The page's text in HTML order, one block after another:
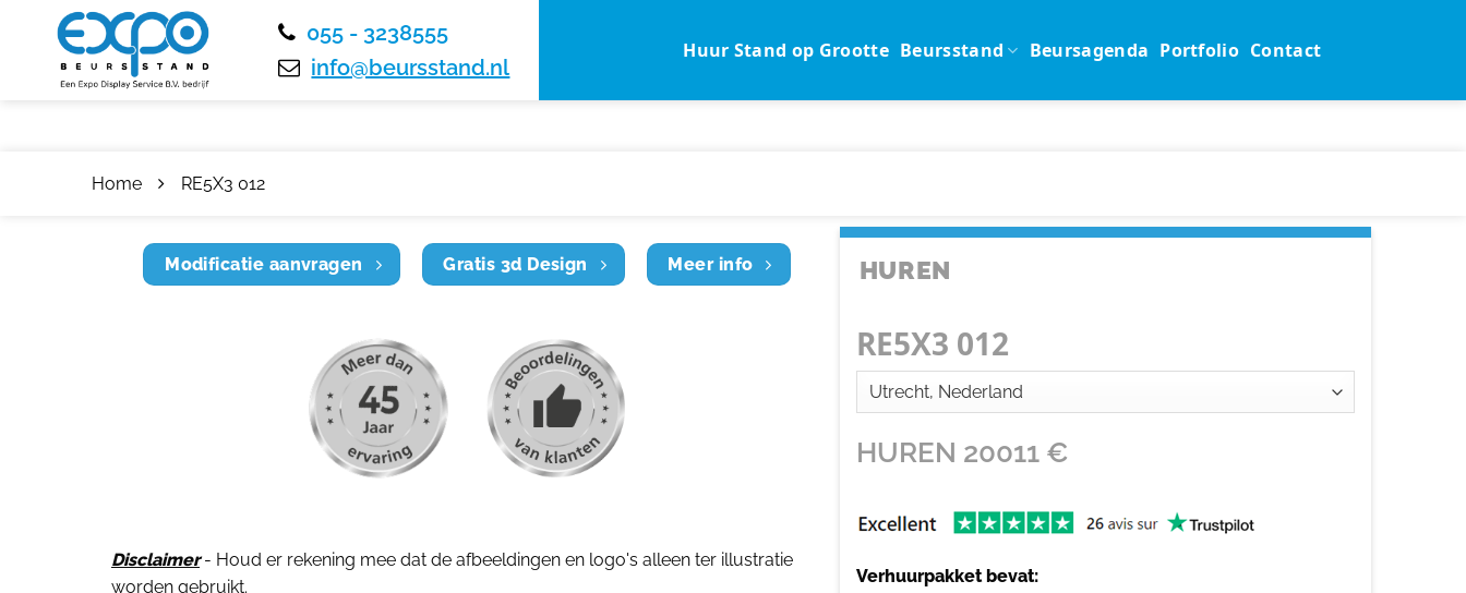
055 - 3238555
info@beursstand.nl
Huur Stand op Grootte Beursstand Beursagenda Portfolio Contact
Home RE5X3 012
Modificatie aanvragen Gratis 3d Design Meer info
Disclaimer- Houd er rekening mee dat de afbeeldingen en logo's alleen ter illustratie
worden gebruikt.
HUREN
RE5X3 012
HUREN 20011€
Verhuurpakket bevat: